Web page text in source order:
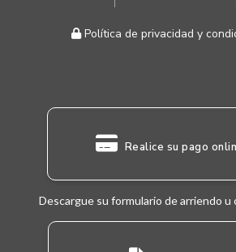
Política de privacidad y
Realice su pago
Descargue su formulario de arriendo